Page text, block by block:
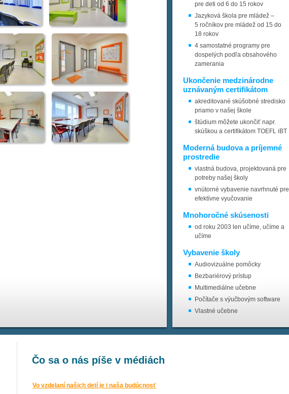
pre deti od 6 do 15 rokov
Jazyková škola pre mládež –
5 ročníkov pre mládež od 15 do
18 rokov
4 samostatné programy pre
dospelých podľa obsahového
zamerania
Ukončenie medzinárodne
uznávaným certifikátom
akreditované skúšobné stredisko
priamo v našej škole
štúdium môžete ukončiť napr.
skúškou a certifikátom TOEFL iBT
Moderná budova a príjemné
prostredie
vlastná budova, projektovaná pre
potreby našej školy
vnútorné vybavenie navrhnuté pre
efektívne vyučovanie
Mnohoročné skúsenosti
od roku 2003 len učíme, učíme a
učíme
Vybavenie školy
Audiovizuálne pomôcky
Bezbariérový prístup
Multimediálne učebne
Počítače s výučbovým software
Vlastné učebne
Čo sa o nás píše v médiách
Vo vzdelaní našich detí je i naša budúcnosť